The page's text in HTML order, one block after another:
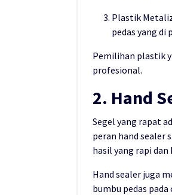
Plastik
pedas yang di
Pemilihan plastik
profesional.
2. Hand
Segel yang rapat
peran hand sealer
hasil yang rapi dan
Hand sealer juga
bumbu pedas